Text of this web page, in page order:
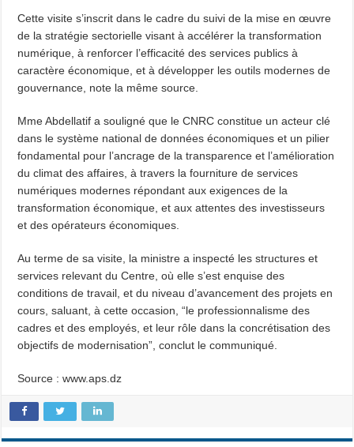
Cette visite s’inscrit dans le cadre du suivi de la mise en œuvre
de la stratégie sectorielle visant à accélérer la transformation
numérique, à renforcer l’efficacité des services publics à
caractère économique, et à développer les outils modernes de
gouvernance, note la même source.
Mme Abdellatif a souligné que le CNRC constitue un acteur clé
dans le système national de données économiques et un pilier
fondamental pour l’ancrage de la transparence et l’amélioration
du climat des affaires, à travers la fourniture de services
numériques modernes répondant aux exigences de la
transformation économique, et aux attentes des investisseurs
et des opérateurs économiques.
Au terme de sa visite, la ministre a inspecté les structures et
services relevant du Centre, où elle s’est enquise des
conditions de travail, et du niveau d’avancement des projets en
cours, saluant, à cette occasion, “le professionnalisme des
cadres et des employés, et leur rôle dans la concrétisation des
objectifs de modernisation”, conclut le communiqué.
Source : www.aps.dz